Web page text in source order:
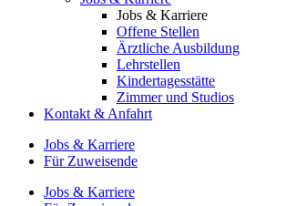
Jobs & Karriere
Offene Stellen
Ärztliche Ausbildung
Lehrstellen
Kindertagesstätte
Zimmer und Studios
Kontakt & Anfahrt
Jobs & Karriere
Für Zuweisende
Jobs & Karriere